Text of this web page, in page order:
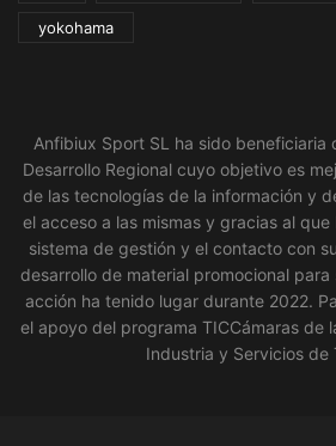
yokohama
Anfibiux Sport SL ha sido beneficiaria
Desarrollo Regional cuyo objetivo es
de las tecnologías de la información y
el acceso a las mismas y gracias al
sistema de gestión y el contacto con
desarrollo de material promocional para
acción ha tenido lugar durante 2022.
el apoyo del programa TICCámaras de
Industria y Servicios de